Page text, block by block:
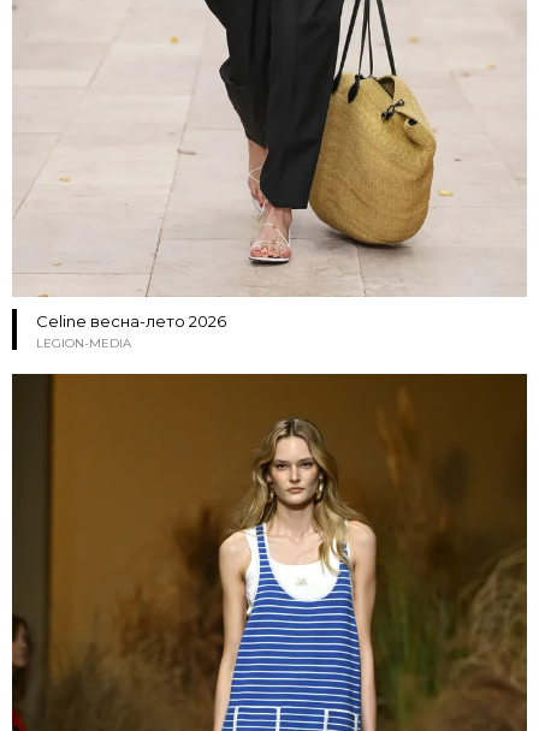
Сeline весна-лето 2026
LEGION-MEDIA